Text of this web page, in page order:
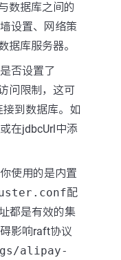
数据库之间的
设置、网络策
据库服务器。
否设置了
问限制，这可
到数据库。如
在jdbcUrl中添
使用的是内置
配
都是有效的集
影响raft协议
alipay-